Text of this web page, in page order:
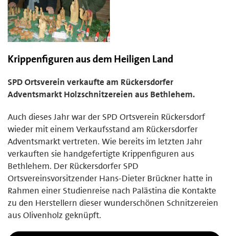
Krippenfiguren aus dem Heiligen Land
SPD Ortsverein verkaufte am Rückersdorfer
Adventsmarkt Holzschnitzereien aus Bethlehem.
Auch dieses Jahr war der SPD Ortsverein Rückersdorf
wieder mit einem Verkaufsstand am Rückersdorfer
Adventsmarkt vertreten. Wie bereits im letzten Jahr
verkauften sie handgefertigte Krippenfiguren aus
Bethlehem. Der Rückersdorfer SPD
Ortsvereinsvorsitzender Hans-Dieter Brückner hatte in
Rahmen einer Studienreise nach Palästina die Kontakte
zu den Herstellern dieser wunderschönen Schnitzereien
aus Olivenholz geknüpft.